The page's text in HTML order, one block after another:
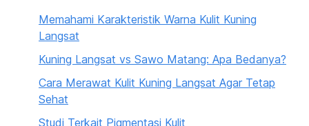
Memahami Karakteristik Warna Kulit Kuning
Langsat
Kuning Langsat vs Sawo Matang: Apa Bedanya?
Cara Merawat Kulit Kuning Langsat Agar Tetap
Sehat
Studi Terkait Pigmentasi Kulit